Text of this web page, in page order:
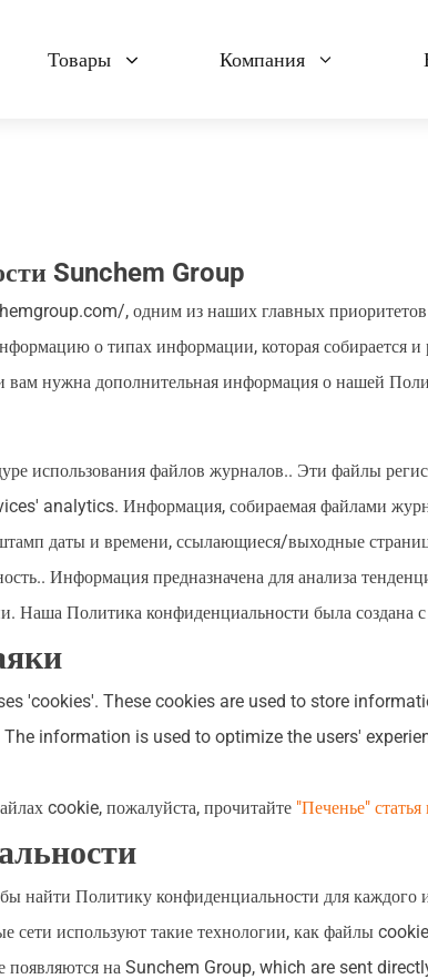
Товары
Rubber Additives
Компания
поставщиками
Логистика
Sunchem Group
, одним из наших главных приоритетов
о типах информации, которая собирается
нужна дополнительная информация о нашей
использования файлов журналов.. Эти файлы
analytics. Информация, собираемая файлами
даты и времени, ссылающиеся/выходные
Информация предназначена для анализа
Наша Политика конфиденциальности была создана
'cookies'. These cookies are used to store
The information is used to optimize the users'
cookie, пожалуйста, прочитайте "Печенье"
найти Политику конфиденциальности для
сети используют такие технологии, как файлы
появляются на Sunchem Group, which are sent